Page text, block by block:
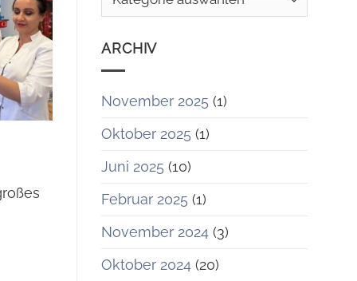
ARCHIV
November 2025 (1)
Oktober 2025 (1)
Juni 2025 (10)
Februar 2025 (1)
November 2024 (3)
Oktober 2024 (20)